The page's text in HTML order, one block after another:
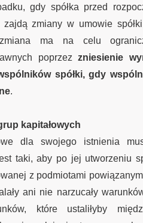
gdy spółka przed
zmiany w umowie
ma na celu
poprzez zniesienie
spółki, gdy
.
kapitałowych
dla swojego istnienia
taki, aby po jej utworzeniu
z podmiotami
ani nie narzucały
które ustaliłyby